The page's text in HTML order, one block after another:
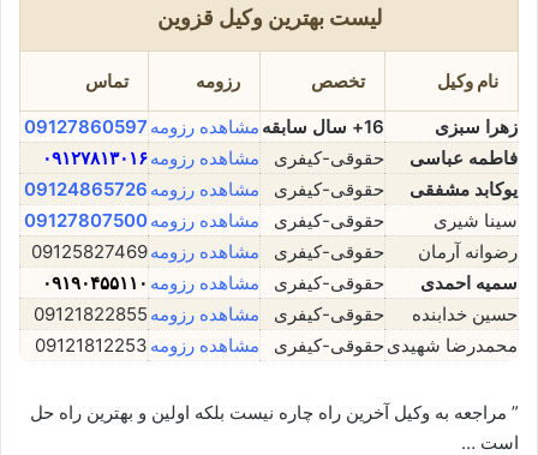
لیست بهترین وکیل قزوین
نام وکیل تخصص رزومه
تماس
زهرا سبزی
16+ سال سابقه مشاهده رزومه 09127860597
فاطمه عباسی
حقوقی-کیفری مشاهده رزومه۰۹۱۲۷۸۱۳۰۱۶
یوکابد مشفقی
حقوقی-کیفری مشاهده رزومه 09124865726
سینا شیری
حقوقی-کیفری مشاهده رزومه09127807500
رضوانه آرمان
حقوقی-کیفری مشاهده رزومه09125827469
سمیه احمدی
حقوقی-کیفری مشاهده رزومه ۰۹۱۹۰۴۵۵۱۱۰
حسین خدابنده
حقوقی-کیفری مشاهده رزومه 09121822855
محمدرضا شهیدیحقوقی-کیفری مشاهده رزومه 09121812253
” مراجعه به وکیل آخرین راه چاره نیست بلکه اولین و بهترین راه حل
است …